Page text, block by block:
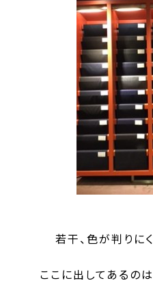
若干、色が判りにく
ここに出してあるの